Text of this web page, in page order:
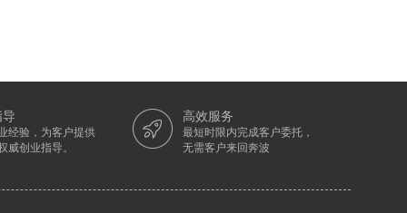
经验，为客户提供
威创业指导。
高效服务
最短时限内完成客户委托，
无需客户来回奔波